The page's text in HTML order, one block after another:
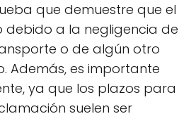
que demuestre que el
debido a la negligencia de
o de algún otro
Además, es importante
ya que los plazos para
suelen ser